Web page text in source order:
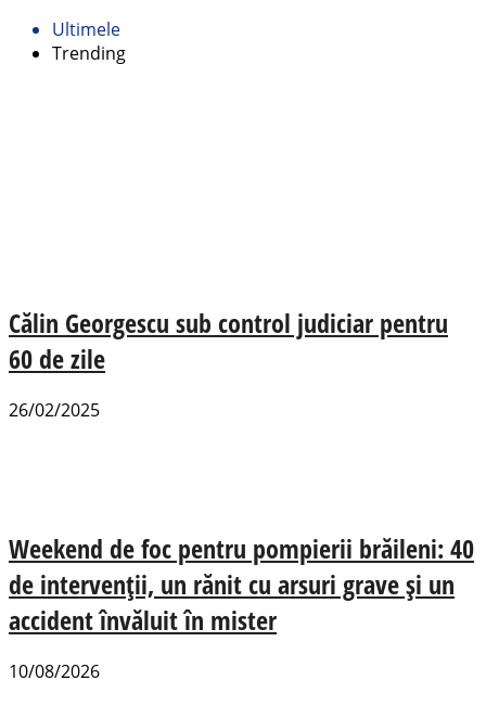
Ultimele
Trending
Călin Georgescu sub control judiciar pentru
60 de zile
26/02/2025
Weekend de foc pentru pompierii brăileni: 40
de intervenții, un rănit cu arsuri grave și un
accident învăluit în mister
10/08/2026